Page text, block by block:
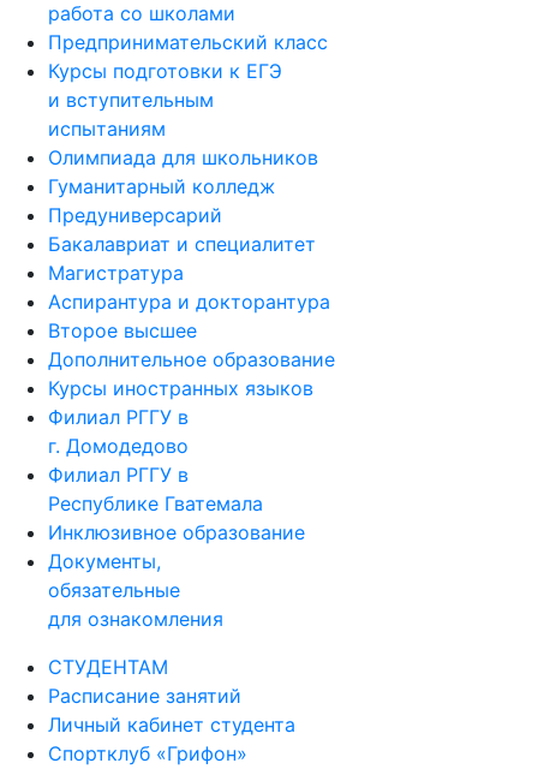
работа со школами
Предпринимательский класс
Курсы подготовки к ЕГЭ
и вступительным
испытаниям
Олимпиада для школьников
Гуманитарный колледж
Предуниверсарий
Бакалавриат и специалитет
Магистратура
Аспирантура и докторантура
Второе высшее
Дополнительное образование
Курсы иностранных языков
Филиал РГГУ в
г. Домодедово
Филиал РГГУ в
Республике Гватемала
Инклюзивное образование
Документы,
обязательные
для ознакомления
СТУДЕНТАМ
Расписание занятий
Личный кабинет студента
Спортклуб «Грифон»